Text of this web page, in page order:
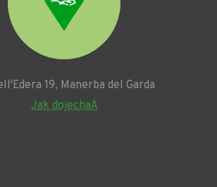
19, Manerba del Garda
Jak dojechaÄ